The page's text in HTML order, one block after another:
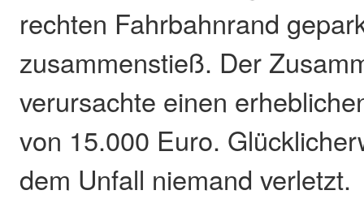
rechten Fahrbahnrand
zusammenstieß. Der
verursachte einen
von 15.000 Euro.
dem Unfall niemand verletzt.